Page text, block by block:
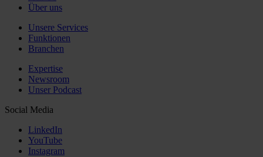
Über uns
Unsere Services
Funktionen
Branchen
Expertise
Newsroom
Unser Podcast
Social Media
LinkedIn
YouTube
Instagram